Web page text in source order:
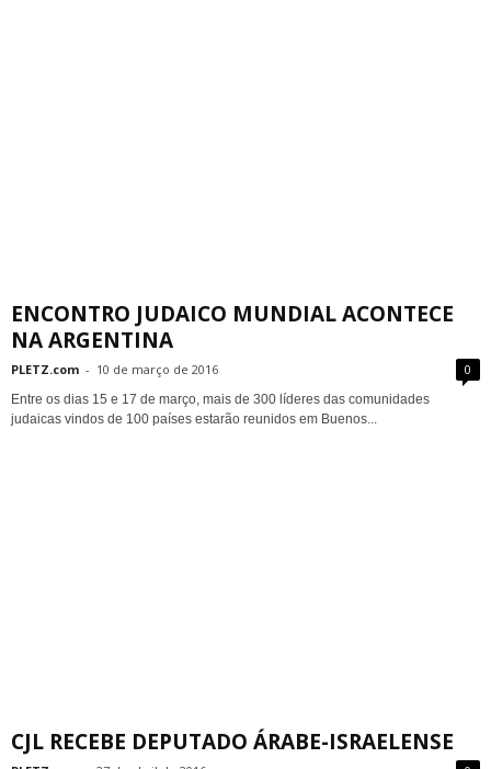
ENCONTRO JUDAICO MUNDIAL ACONTECE
NA ARGENTINA
PLETZ.com - 10 de março de 2016 0
Entre os dias 15 e 17 de março, mais de 300 líderes das comunidades
judaicas vindos de 100 países estarão reunidos em Buenos...
CJL RECEBE DEPUTADO ÁRABE-ISRAELENSE